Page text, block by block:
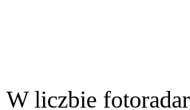
W liczbie